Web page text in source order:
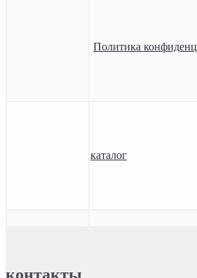
Политика
каталог
контакты